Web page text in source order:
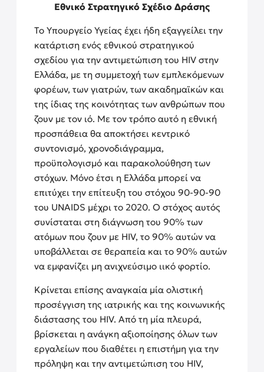
Εθνικό Στρατηγικό Σχέδιο Δράσης
Το Υπουργείο Υγείας έχει ήδη εξαγγείλει την
κατάρτιση ενός εθνικού στρατηγικού
σχεδίου για την αντιμετώπιση του HIV στην
Ελλάδα, με τη συμμετοχή των εμπλεκόμενων
φορέων, των γιατρών, των ακαδημαϊκών και
της ίδιας της κοινότητας των ανθρώπων που
ζουν με τον ιό. Με τον τρόπο αυτό η εθνική
προσπάθεια θα αποκτήσει κεντρικό
συντονισμό, χρονοδιάγραμμα,
προϋπολογισμό και παρακολούθηση των
στόχων. Μόνο έτσι η Ελλάδα μπορεί να
επιτύχει την επίτευξη του στόχου 90-90-90
του UNAIDS μέχρι το 2020. Ο στόχος αυτός
συνίσταται στη διάγνωση του 90% των
ατόμων που ζουν με HIV, το 90% αυτών να
υποβάλλεται σε θεραπεία και το 90% αυτών
να εμφανίζει μη ανιχνεύσιμο ιικό φορτίο.
Κρίνεται επίσης αναγκαία μία ολιστική
προσέγγιση της ιατρικής και της κοινωνικής
διάστασης του HIV. Από τη μία πλευρά,
βρίσκεται η ανάγκη αξιοποίησης όλων των
εργαλείων που διαθέτει η επιστήμη για την
πρόληψη και την αντιμετώπιση του HIV,